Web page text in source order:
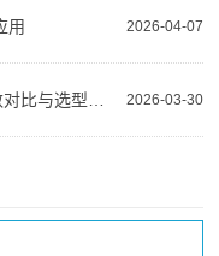
2026-04-07
用
2026-03-30